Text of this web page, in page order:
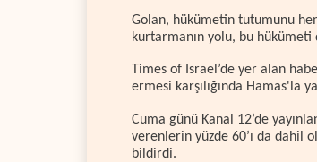
Golan, hükümetin tutumunu
kurtarmanın yolu, bu
Times of Israel’de yer alan
ermesi karşılığında Hamas'la
Cuma günü Kanal 12’de
verenlerin yüzde 60’ı da dahil
bildirdi.